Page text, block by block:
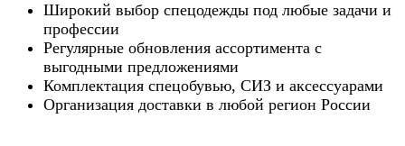
Широкий выбор спецодежды под любые задачи и
профессии
Регулярные обновления ассортимента с
выгодными предложениями
Комплектация спецобувью, СИЗ и аксессуарами
Организация доставки в любой регион России